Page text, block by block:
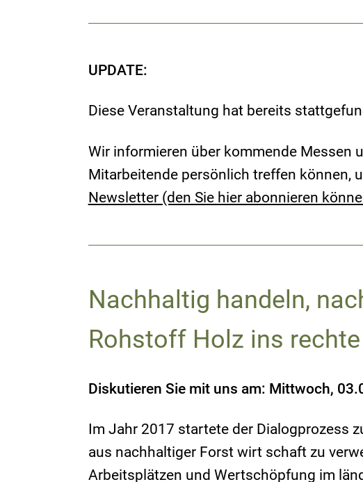
UPDATE:
Diese Veranstaltung hat bereits
Wir informieren über kommende Messen
Mitarbeitende persönlich treffen können,
Newsletter (den Sie hier abonnieren
Nachhaltig handeln,
Rohstoff Holz ins
Diskutieren Sie mit uns am: Mittwoch,
Im Jahr 2017 startete der Dialogprozess
aus nachhaltiger Forst wirt schaft zu
Arbeitsplätzen und Wertschöpfung im